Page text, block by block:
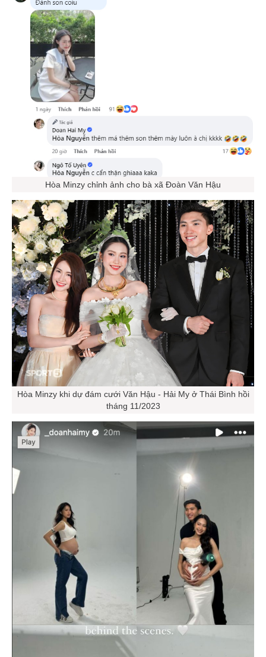
Hòa Minzy chỉnh ảnh cho bà xã Đoàn Văn Hậu
Hòa Minzy khi dự đám cưới Văn Hậu - Hải My ở Thái Bình hồi
tháng 11/2023